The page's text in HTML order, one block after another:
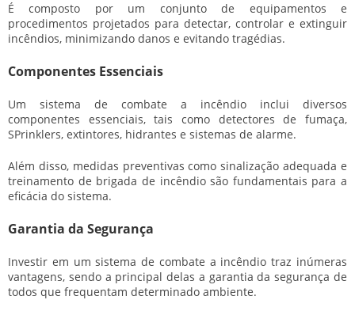
É composto por um conjunto de equipamentos e
procedimentos projetados para detectar, controlar e extinguir
incêndios, minimizando danos e evitando tragédias.
Componentes Essenciais
Um sistema de combate a incêndio inclui diversos
componentes essenciais, tais como detectores de fumaça,
SPrinklers, extintores, hidrantes e sistemas de alarme.
Além disso, medidas preventivas como sinalização adequada e
treinamento de brigada de incêndio são fundamentais para a
eficácia do sistema.
Garantia da Segurança
Investir em umsistema de combate a incêndio traz inúmeras
vantagens, sendo a principal delas a garantia da segurança de
todos que frequentam determinado ambiente.